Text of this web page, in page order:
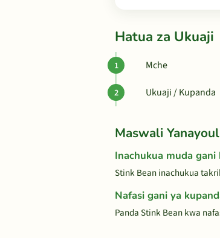
Hatua za Ukuaji
Mche
Ukuaji / Kupanda
Maswali
Inachukua muda
Stink Bean inachukua
Nafasi gani ya
Panda Stink Bean kwa